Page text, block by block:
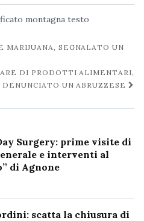
montagna testo
MARIJUANA, SEGNALATO UN
DI PRODOTTI ALIMENTARI,
DENUNCIATO UN ABRUZZESE
Surgery: prime visite di
e interventi al
di Agnone
scatta la chiusura di